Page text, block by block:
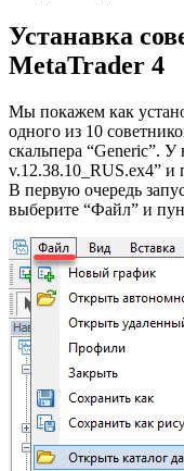
Устанавка
MetaTrader 4
Мы покажем как
одного из 10
скальпера “Generic”.
v.12.38.10_RUS.ex4” и
В первую очередь
выберите “Файл” и